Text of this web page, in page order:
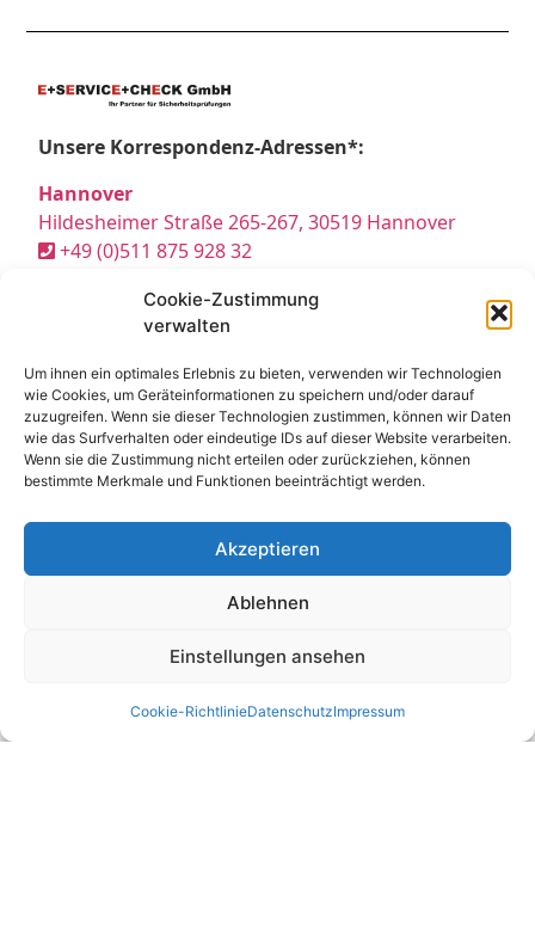
Cookie-Zustimmung
verwalten
Um ihnen ein optimales Erlebnis zu bieten, verwenden wir Technologien
wie Cookies, um Geräteinformationen zu speichern und/oder darauf
zuzugreifen. Wenn sie dieser Technologien zustimmen, können wir Daten
wie das Surfverhalten oder eindeutige IDs auf dieser Website verarbeiten.
Wenn sie die Zustimmung nicht erteilen oder zurückziehen, können
bestimmte Merkmale und Funktionen beeinträchtigt werden.
Akzeptieren
Ablehnen
Einstellungen ansehen
Cookie-RichtlinieDatenschutzImpressum
Unsere Korrespondenz-Adressen*:
Hannover
Hildesheimer Straße 265-267, 30519 Hannover
+49 (0)511 875 928 32
richten können und wo wir Sie nach vorheriger Terminvereinbarung gerne
persönlich empfangen.
Partner:
E Service GmbH
E Service Check Expert